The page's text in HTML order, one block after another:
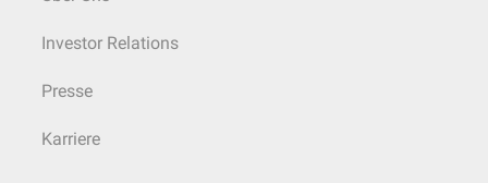
Investor Relations
Presse
Karriere